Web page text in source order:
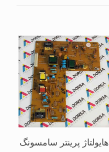
هایولتاژ پرینتر سامسونگ